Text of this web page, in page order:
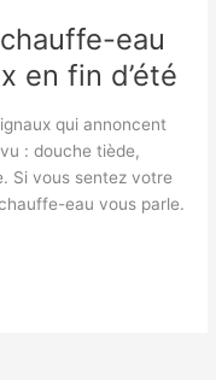
eau
en fin d’été
qui annoncent
: douche tiède,
Si vous sentez votre
eau vous parle.